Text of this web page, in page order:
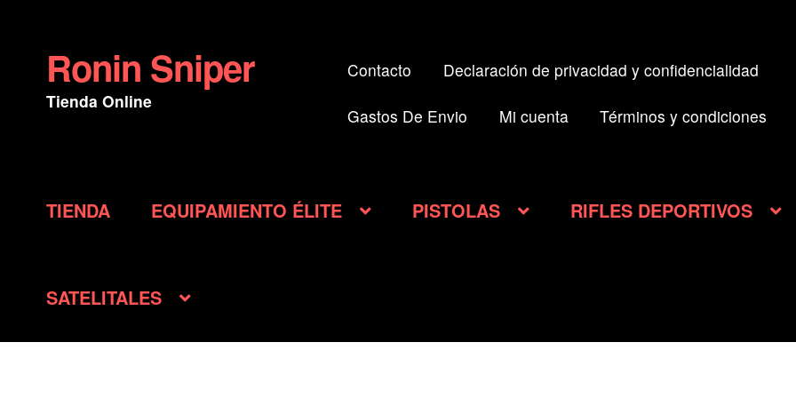
Ir
a
la
Ir
al
contenido
Ronin Sniper
Tienda Online
Contacto Declaración de privacidad y confidencialidad
Gastos De Envio Mi cuenta Términos y condiciones
TIENDA EQUIPAMIENTO ÉLITE PISTOLAS RIFLES DEPORTIVOS
SATELITALES